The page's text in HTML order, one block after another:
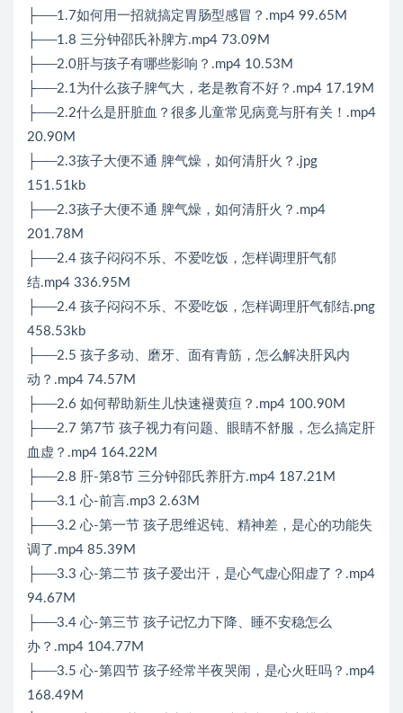
├──1.7如何用一招就搞定胃肠型感冒？.mp4 99.65M
├──1.8 三分钟邵氏补脾方.mp4 73.09M
├──2.0肝与孩子有哪些影响？.mp4 10.53M
├──2.1为什么孩子脾气大，老是教育不好？.mp4 17.19M
├──2.2什么是肝脏血？很多儿童常见病竟与肝有关！.mp4
20.90M
├──2.3孩子大便不通 脾气燥，如何清肝火？.jpg
151.51kb
├──2.3孩子大便不通 脾气燥，如何清肝火？.mp4
201.78M
├──2.4 孩子闷闷不乐、不爱吃饭，怎样调理肝气郁
结.mp4 336.95M
├──2.4 孩子闷闷不乐、不爱吃饭，怎样调理肝气郁结.png
458.53kb
├──2.5 孩子多动、磨牙、面有青筋，怎么解决肝风内
动？.mp4 74.57M
├──2.6 如何帮助新生儿快速褪黄疸？.mp4 100.90M
├──2.7 第7节 孩子视力有问题、眼睛不舒服，怎么搞定肝
血虚？.mp4 164.22M
├──2.8 肝-第8节 三分钟邵氏养肝方.mp4 187.21M
├──3.1 心-前言.mp3 2.63M
├──3.2 心-第一节 孩子思维迟钝、精神差，是心的功能失
调了.mp4 85.39M
├──3.3 心-第二节 孩子爱出汗，是心气虚心阳虚了？.mp4
94.67M
├──3.4 心-第三节 孩子记忆力下降、睡不安稳怎么
办？.mp4 104.77M
├──3.5 心-第四节 孩子经常半夜哭闹，是心火旺吗？.mp4
168.49M